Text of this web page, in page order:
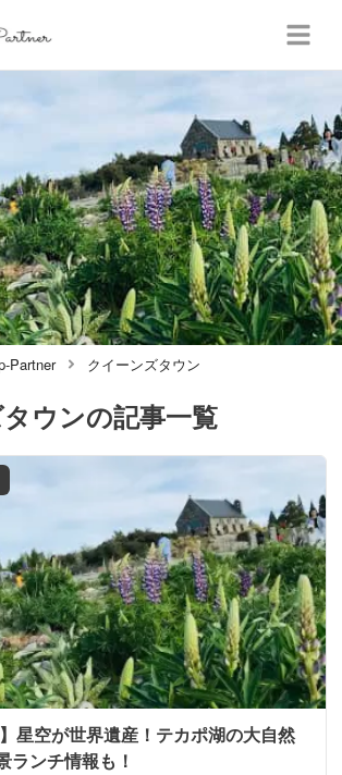
Partner クイーンズタウン
ウンの記事一覧
星空が世界遺産！テカポ湖の大自然
ランチ情報も！